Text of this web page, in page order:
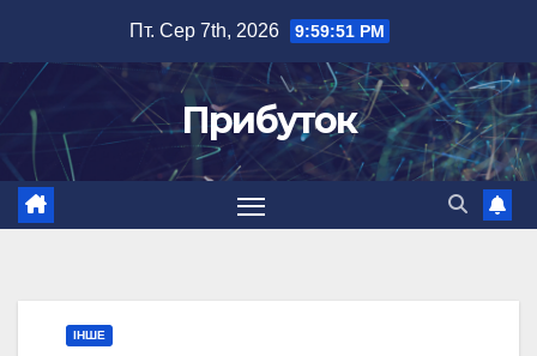
вмісту
Пт. Сер 7th, 2026 9:59:52 PM
Прибуток
ІНШЕ